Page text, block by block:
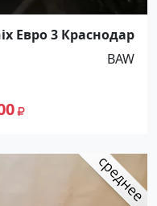
Евро 3 Краснодар
BAW